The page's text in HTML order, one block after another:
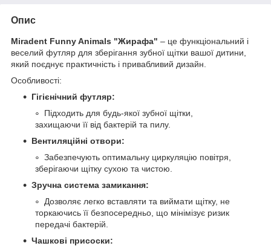
Опис
Miradent Funny Animals "Жирафа" – це функціональний і
веселий футляр для зберігання зубної щітки вашої дитини,
який поєднує практичність і привабливий дизайн.
Особливості:
Гігієнічний футляр:
Підходить для будь-якої зубної щітки,
захищаючи її від бактерій та пилу.
Вентиляційні отвори:
Забезпечують оптимальну циркуляцію повітря,
зберігаючи щітку сухою та чистою.
Зручна система замикання:
Дозволяє легко вставляти та виймати щітку, не
торкаючись її безпосередньо, що мінімізує ризик
передачі бактерій.
Чашкові присоски: